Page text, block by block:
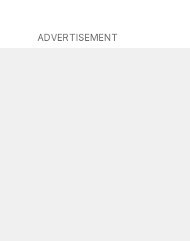
ADVERTISEMENT